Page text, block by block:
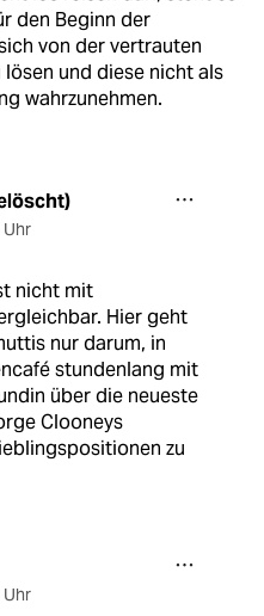
den Beginn der
von der vertrauten
und diese nicht als
wahrzunehmen.
Uhr
nicht mit
Hier geht
nur darum, in
stundenlang mit
über die neueste
Clooneys
zu
Uhr